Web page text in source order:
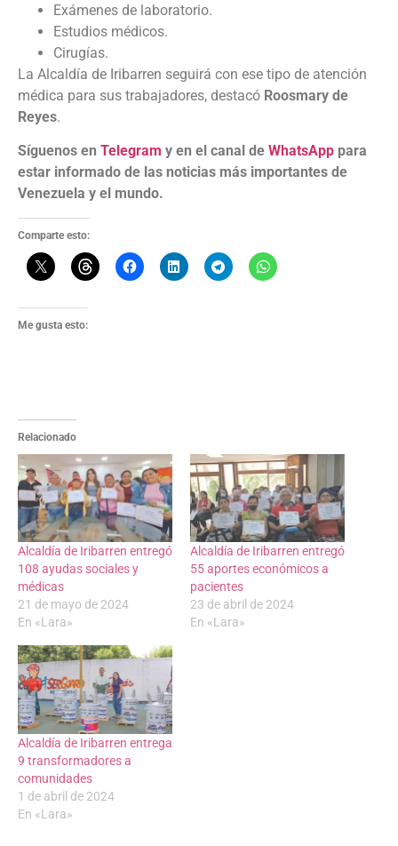
Exámenes de laboratorio.
Estudios médicos.
Cirugías.
La Alcaldía de Iribarren seguirá con ese tipo de atención
médica para sus trabajadores, destacó Roosmary de
Reyes.
Síguenos en Telegram y en el canal de WhatsApp para
estar informado de las noticias más importantes de
Venezuela y el mundo.
Comparte esto:
Me gusta esto:
Relacionado
Alcaldía de Iribarren entregó
108 ayudas sociales y
médicas
21 de mayo de 2024
En «Lara»
Alcaldía de Iribarren entregó
55 aportes económicos a
pacientes
23 de abril de 2024
En «Lara»
Alcaldía de Iribarren entrega
9 transformadores a
comunidades
1 de abril de 2024
En «Lara»